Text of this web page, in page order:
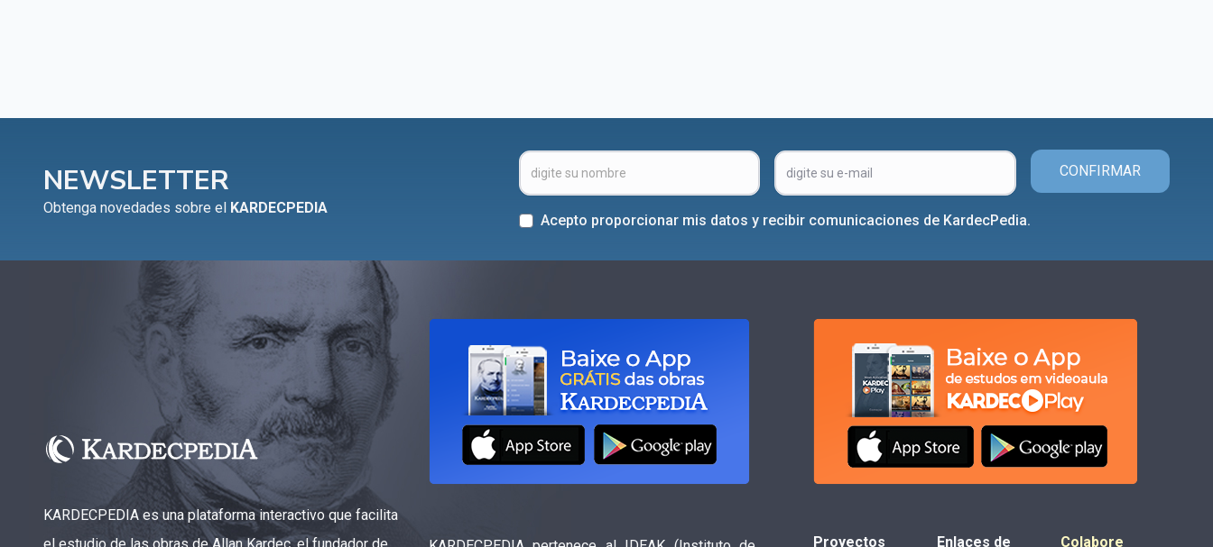
NEWSLETTER
Obtenga novedades sobre el KARDECPEDIA
CONFIRMAR
Acepto proporcionar mis datos y recibir comunicaciones de KardecPedia.
KARDECPEDIA es una plataforma interactivo que facilita
Proyectos Enlaces de Colabore